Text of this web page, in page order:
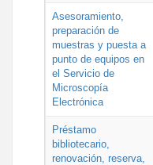
Asesoramiento,
preparación de
muestras y puesta a
punto de equipos en
el Servicio de
Microscopía
Electrónica
Préstamo
bibliotecario,
renovación, reserva,